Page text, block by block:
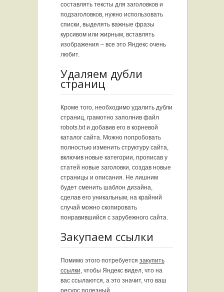
составлять тексты для заголовков и
подзаголовков, нужно использовать
списки, выделять важные фразы
курсивом или жирным, вставлять
изображения – все это Яндекс очень
любит.
Удаляем дубли
страниц
Кроме того, необходимо удалить дубли
страниц, грамотно заполнив файл
robots.txt и добавив его в корневой
каталог сайта. Можно попробовать
полностью изменить структуру сайта,
включив новые категории, прописав у
статей новые заголовки, создав новые
страницы и описания. Не лишним
будет сменить шаблон дизайна,
сделав его уникальным, на крайний
случай можно скопировать
понравившийся с зарубежного сайта.
Закупаем ссылки
Помимо этого потребуется закупить
ссылки, чтобы Яндекс видел, что на
вас ссылаются, а это значит, что ваш